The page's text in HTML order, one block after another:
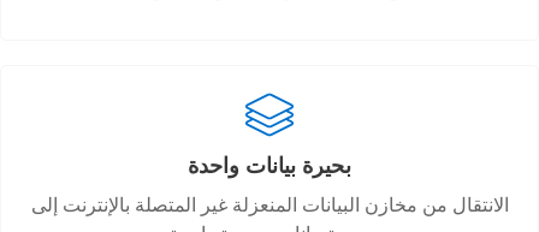
بحيرة بيانات واحدة
الانتقال من مخازن البيانات المنعزلة غير المتصلة بالإنترنت إلى